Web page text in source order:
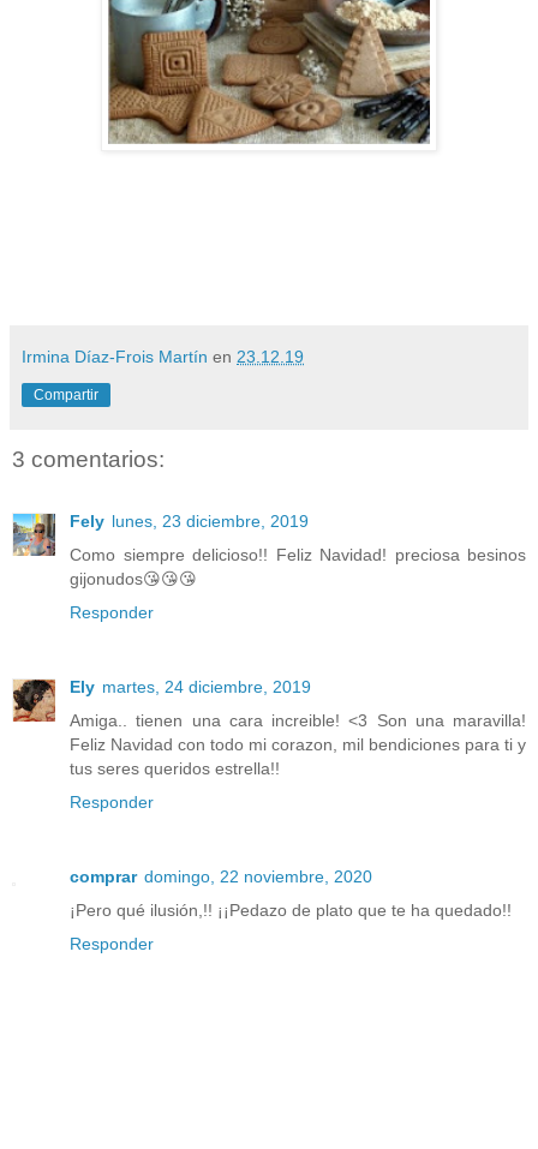
Irmina Díaz-Frois Martín en 23.12.19
Compartir
3 comentarios:
Fely lunes, 23 diciembre, 2019
Como siempre delicioso!! Feliz Navidad! preciosa besinos
gijonudos😘😘😘
Responder
Ely martes, 24 diciembre, 2019
Amiga.. tienen una cara increible! <3 Son una maravilla!
Feliz Navidad con todo mi corazon, mil bendiciones para ti y
tus seres queridos estrella!!
Responder
comprar domingo, 22 noviembre, 2020
¡Pero qué ilusión,!! ¡¡Pedazo de plato que te ha quedado!!
Responder